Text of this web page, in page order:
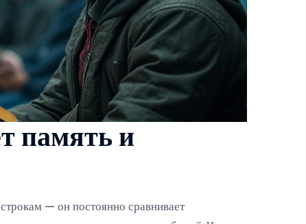
память и
строкам — он постоянно сравнивает